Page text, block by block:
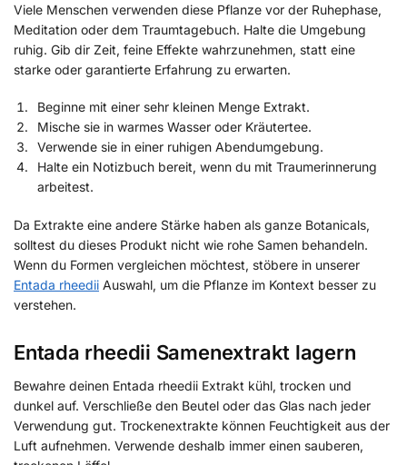
Viele Menschen verwenden diese Pflanze vor der Ruhephase,
Meditation oder dem Traumtagebuch. Halte die Umgebung
ruhig. Gib dir Zeit, feine Effekte wahrzunehmen, statt eine
starke oder garantierte Erfahrung zu erwarten.
Beginne mit einer sehr kleinen Menge Extrakt.
Mische sie in warmes Wasser oder Kräutertee.
Verwende sie in einer ruhigen Abendumgebung.
Halte ein Notizbuch bereit, wenn du mit Traumerinnerung
arbeitest.
Da Extrakte eine andere Stärke haben als ganze Botanicals,
solltest du dieses Produkt nicht wie rohe Samen behandeln.
Wenn du Formen vergleichen möchtest, stöbere in unserer
Entada rheedii Auswahl, um die Pflanze im Kontext besser zu
verstehen.
Entada rheedii Samenextrakt lagern
Bewahre deinen Entada rheedii Extrakt kühl, trocken und
dunkel auf. Verschließe den Beutel oder das Glas nach jeder
Verwendung gut. Trockenextrakte können Feuchtigkeit aus der
Luft aufnehmen. Verwende deshalb immer einen sauberen,